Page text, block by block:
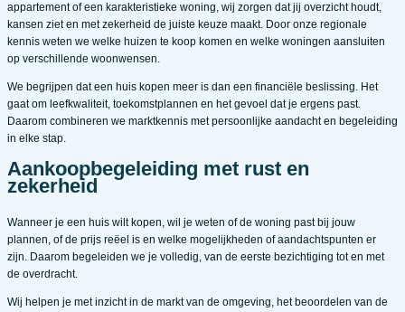
appartement of een karakteristieke woning, wij zorgen dat jij overzicht houdt,
kansen ziet en met zekerheid de juiste keuze maakt. Door onze regionale
kennis weten we welke huizen te koop komen en welke woningen aansluiten
op verschillende woonwensen.
We begrijpen dat een huis kopen meer is dan een financiële beslissing. Het
gaat om leefkwaliteit, toekomstplannen en het gevoel dat je ergens past.
Daarom combineren we marktkennis met persoonlijke aandacht en begeleiding
in elke stap.
Aankoopbegeleiding met rust en
zekerheid
Wanneer je een huis wilt kopen, wil je weten of de woning past bij jouw
plannen, of de prijs reëel is en welke mogelijkheden of aandachtspunten er
zijn. Daarom begeleiden we je volledig, van de eerste bezichtiging tot en met
de overdracht.
Wij helpen je met inzicht in de markt van de omgeving, het beoordelen van de